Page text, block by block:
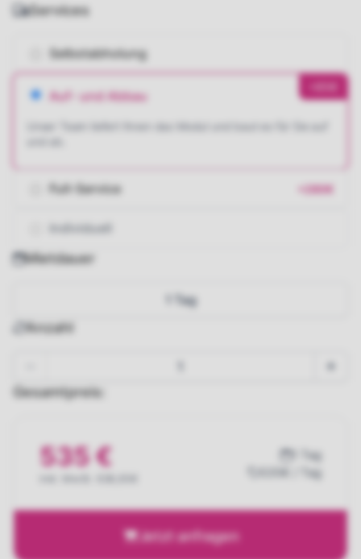
Services
Selbstabholung
Auf- und Abbau
Full-Service +280€
Individuell
Mietdauer
1 Tag
Anzahl
Gesamtpreis:
535 €
1 Tag
535€ / Tag
Jetzt anfragen